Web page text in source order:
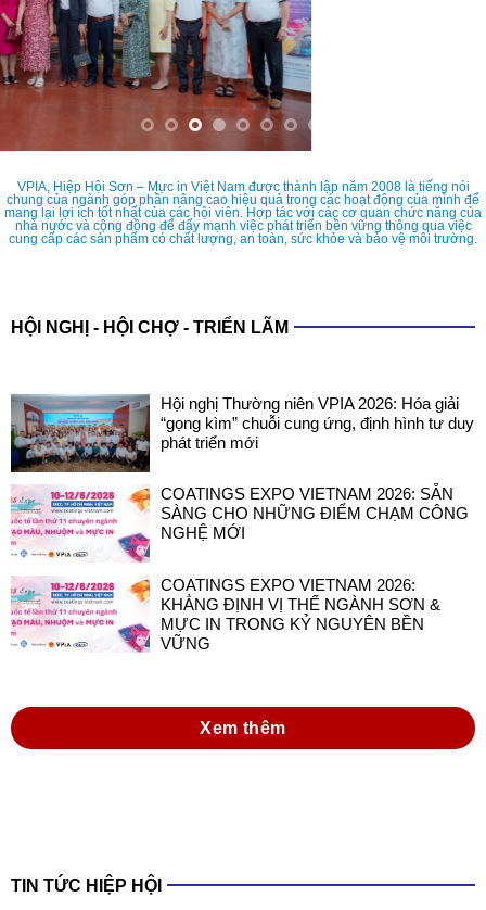
VPIA, Hiệp Hội Sơn – Mực in Việt Nam được thành lập năm 2008 là tiếng nói
chung của ngành góp phần nâng cao hiệu quả trong các hoạt động của mình để
mang lại lợi ích tốt nhất của các hội viên. Hợp tác với các cơ quan chức năng của
nhà nước và cộng đồng để đẩy mạnh việc phát triển bền vững thông qua việc
cung cấp các sản phẩm có chất lượng, an toàn, sức khỏe và bảo vệ môi trường.
HỘI NGHỊ - HỘI CHỢ - TRIỂN LÃM
Hội nghị Thường niên VPIA 2026: Hóa giải
“gọng kìm” chuỗi cung ứng, định hình tư duy
phát triển mới
COATINGS EXPO VIETNAM 2026: SẴN
SÀNG CHO NHỮNG ĐIỂM CHẠM CÔNG
NGHỆ MỚI
COATINGS EXPO VIETNAM 2026:
KHẲNG ĐỊNH VỊ THẾ NGÀNH SƠN &
MỰC IN TRONG KỶ NGUYÊN BỀN
VỮNG
Xem thêm
TIN TỨC HIỆP HỘI